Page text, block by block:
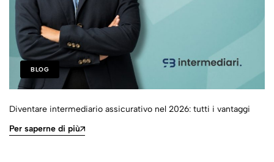
BLOG
Diventare intermediario assicurativo nel 2026: tutti i vantaggi
Per saperne di più